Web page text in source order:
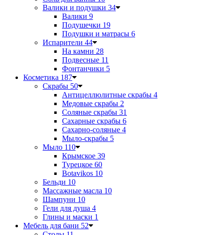
Валики и подушки 34
Валики 9
Подушечки 19
Подушки и матрасы 6
Испарители 44
На камни 28
Подвесные 11
Фонтанчики 5
Косметика 187
Скрабы 50
Антицеллюлитные скрабы 4
Медовые скрабы 2
Соляные скрабы 31
Сахарные скрабы 6
Сахарно-соляные 4
Мыло-скрабы 5
Мыло 110
Крымское 39
Турецкое 60
Botavikos 10
Бельди 10
Массажные масла 10
Шампуни 10
Гели для душа 4
Глины и маски 1
Мебель для бани 52